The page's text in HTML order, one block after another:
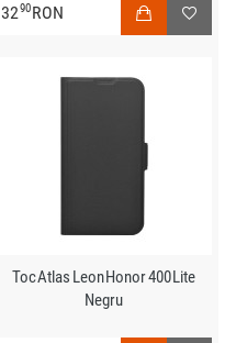
3290RON
Toc Atlas Leon Honor 400 Lite
Negru